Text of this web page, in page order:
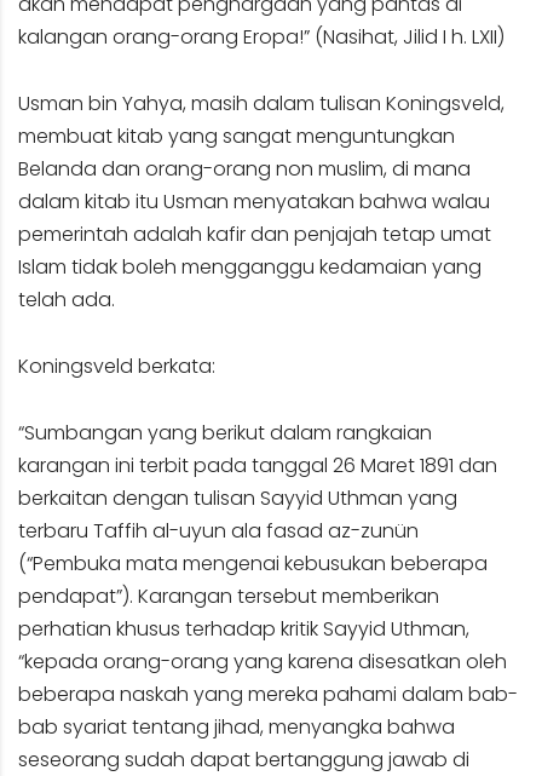
kalangan orang-orang Eropa!” (Nasihat, Jilid I h. LXII)
Usman bin Yahya, masih dalam tulisan Koningsveld,
membuat kitab yang sangat menguntungkan
Belanda dan orang-orang non muslim, di mana
dalam kitab itu Usman menyatakan bahwa walau
pemerintah adalah kafir dan penjajah tetap umat
Islam tidak boleh mengganggu kedamaian yang
telah ada.
Koningsveld berkata:
“Sumbangan yang berikut dalam rangkaian
karangan ini terbit pada tanggal 26 Maret 1891 dan
berkaitan dengan tulisan Sayyid Uthman yang
terbaru Taffih al-uyun ala fasad az-zunün
(“Pembuka mata mengenai kebusukan beberapa
pendapat”). Karangan tersebut memberikan
perhatian khusus terhadap kritik Sayyid Uthman,
“kepada orang-orang yang karena disesatkan oleh
beberapa naskah yang mereka pahami dalam bab-
bab syariat tentang jihad, menyangka bahwa
seseorang sudah dapat bertanggung jawab di